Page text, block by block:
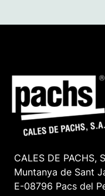
CALES DE PACHS,
Muntanya de Sant
E-08796 Pacs del